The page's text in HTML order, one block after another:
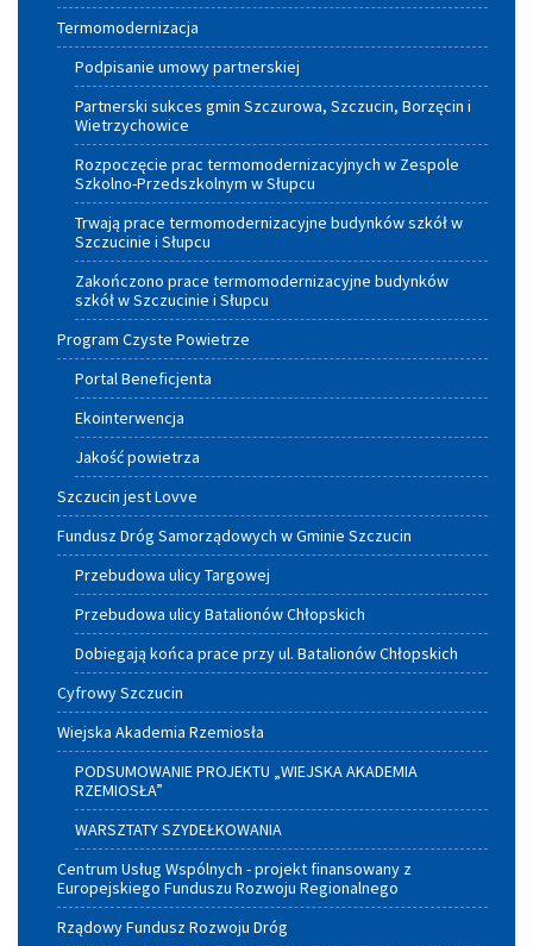
Termomodernizacja
Podpisanie umowy partnerskiej
Partnerski sukces gmin Szczurowa, Szczucin, Borzęcin i
Wietrzychowice
Rozpoczęcie prac termomodernizacyjnych w Zespole
Szkolno-Przedszkolnym w Słupcu
Trwają prace termomodernizacyjne budynków szkół w
Szczucinie i Słupcu
Zakończono prace termomodernizacyjne budynków
szkół w Szczucinie i Słupcu
Program Czyste Powietrze
Portal Beneficjenta
Ekointerwencja
Jakość powietrza
Szczucin jest Lovve
Fundusz Dróg Samorządowych w Gminie Szczucin
Przebudowa ulicy Targowej
Przebudowa ulicy Batalionów Chłopskich
Dobiegają końca prace przy ul. Batalionów Chłopskich
Cyfrowy Szczucin
Wiejska Akademia Rzemiosła
PODSUMOWANIE PROJEKTU „WIEJSKA AKADEMIA
RZEMIOSŁA”
WARSZTATY SZYDEŁKOWANIA
Centrum Usług Wspólnych - projekt finansowany z
Europejskiego Funduszu Rozwoju Regionalnego
Rządowy Fundusz Rozwoju Dróg